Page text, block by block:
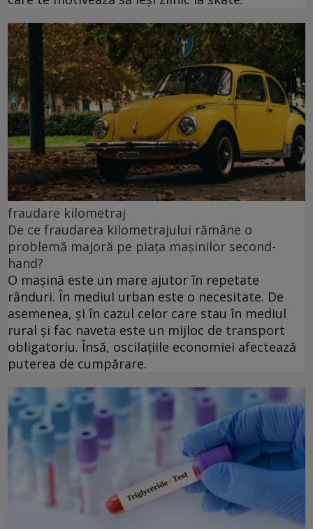
fraudare kilometraj
De ce fraudarea kilometrajului rămâne o
problemă majoră pe piața mașinilor second-
hand?
O mașină este un mare ajutor în repetate
rânduri. În mediul urban este o necesitate. De
asemenea, și în cazul celor care stau în mediul
rural și fac naveta este un mijloc de transport
obligatoriu. Însă, oscilațiile economiei afectează
puterea de cumpărare.